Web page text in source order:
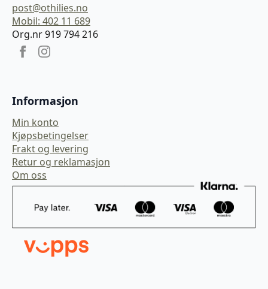
post@othilies.no
Mobil: 402 11 689
Org.nr 919 794 216
Informasjon
Min konto
Kjøpsbetingelser
Frakt og levering
Retur og reklamasjon
Om oss